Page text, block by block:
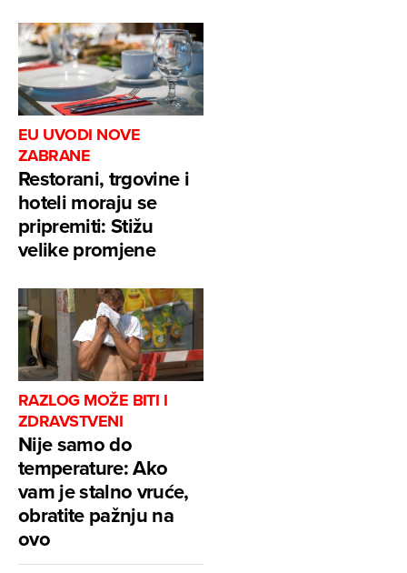
EU UVODI NOVE
ZABRANE
Restorani, trgovine i
hoteli moraju se
pripremiti: Stižu
velike promjene
RAZLOG MOŽE BITI I
ZDRAVSTVENI
Nije samo do
temperature: Ako
vam je stalno vruće,
obratite pažnju na
ovo